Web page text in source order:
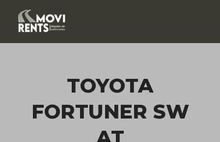
TOYOTA
FORTUNER SW